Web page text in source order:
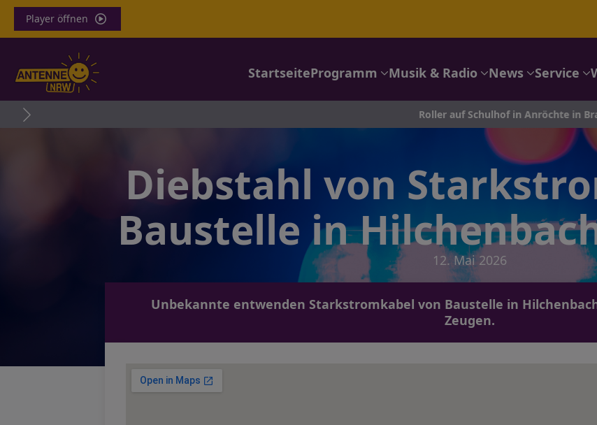
Player öffnen
StartseiteProgramm Musik & Radio News Service
Roller auf Schulhof in Anröchte in Brand gesetzt –
Diebstahl von
Baustelle in
12. Mai 2026
Unbekannte entwenden Starkstromkabel von Baustelle in
Zeugen.